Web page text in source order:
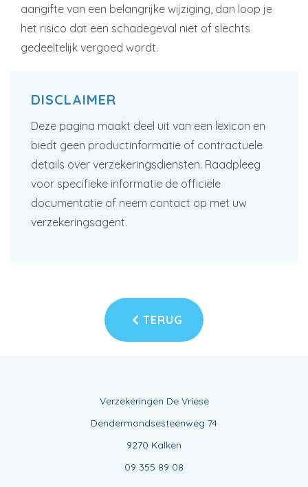
aangifte van een belangrijke wijziging, dan loop je
het risico dat een schadegeval niet of slechts
gedeeltelijk vergoed wordt.
DISCLAIMER
Deze pagina maakt deel uit van een lexicon en
biedt geen productinformatie of contractuele
details over verzekeringsdiensten. Raadpleeg
voor specifieke informatie de officiële
documentatie of neem contact op met uw
verzekeringsagent.
TERUG
Verzekeringen De Vriese
Dendermondsesteenweg 74
9270 Kalken
09 355 89 08